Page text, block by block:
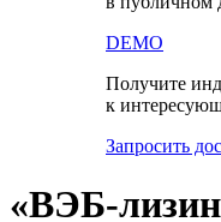
DEMO
Получите
к
Запросить
«ВЭБ-